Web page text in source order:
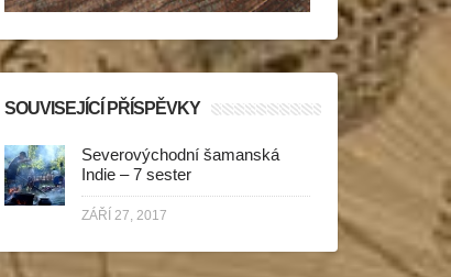
SOUVISEJÍCÍ PŘÍSPĚVKY
Severovýchodní šamanská
Indie – 7 sester
ZÁŘÍ 27, 2017